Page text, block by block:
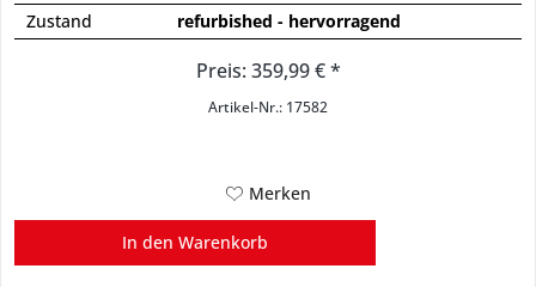
Zustand
refurbished - hervorragend
Preis: 359,99 € *
Artikel-Nr.: 17582
Merken
In den Warenkorb